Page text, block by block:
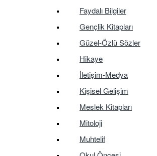
Faydalı Bilgiler
Gençlik Kitapları
Güzel-Özlü Sözler
Hikaye
İletişim-Medya
Kişisel Gelişim
Meslek Kitapları
Mitoloji
Muhtelif